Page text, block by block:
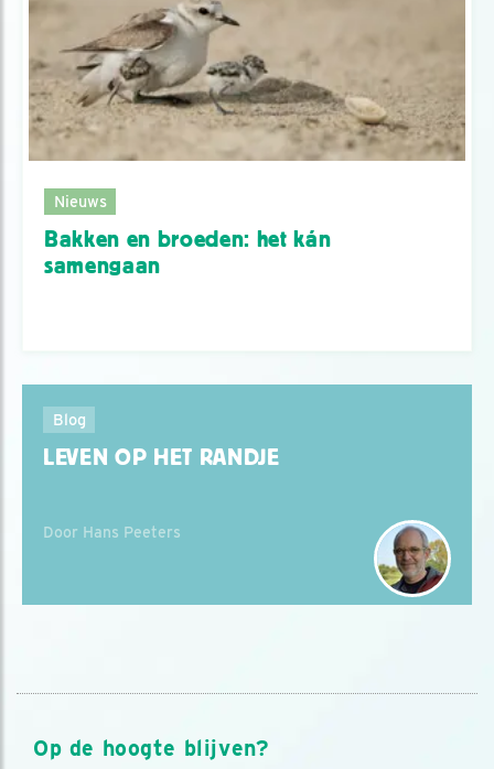
Nieuws
Bakken en broeden: het kán
samengaan
Blog
LEVEN OP HET RANDJE
Door Hans Peeters
Op de hoogte blijven?